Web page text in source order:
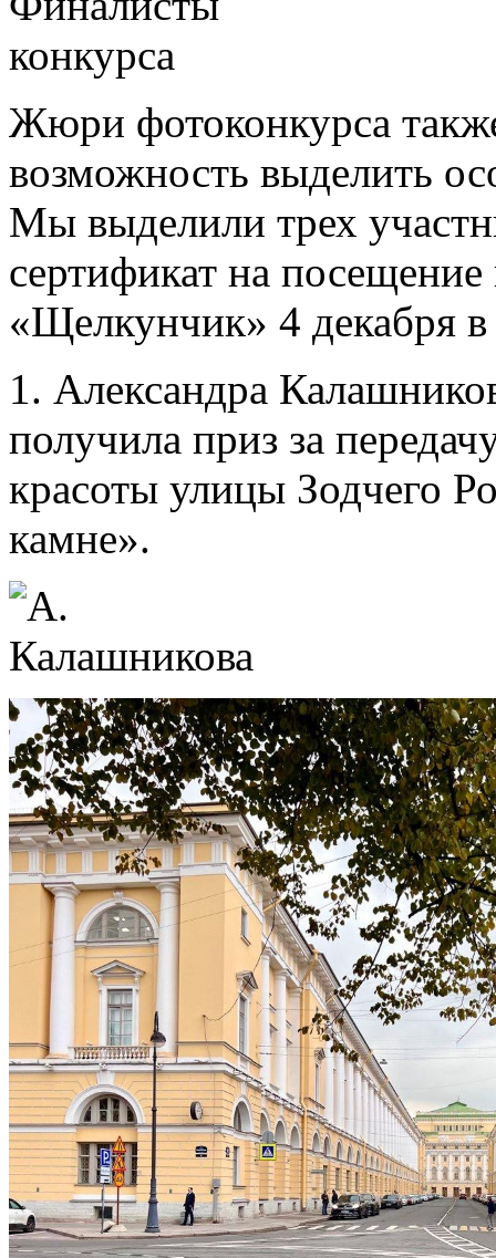
Жюри фотоконкурса
возможность выделить
Мы выделили трех
сертификат на посещение
«Щелкунчик» 4 декабря
1. Александра
получила приз за
красоты улицы Зодчего
камне».